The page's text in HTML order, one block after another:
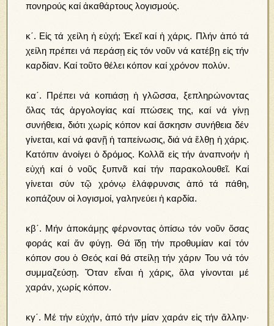
πονηρούς καί ἀκαθάρτους λογισμούς.
κ΄. Εἰς τά χείλη ἡ εὐχή; Ἐκεῖ καί ἡ χάρις. Πλήν ἀπό τά
χείλη πρέπει νά περάσῃ εἰς τόν νοῦν νά κατέβῃ εἰς τήν
καρδίαν. Καί τοῦτο θέλει κόπον καί χρόνον πολύν.
κα΄. Πρέπει νά κοπιάσῃ ἡ γλῶσσα, ξεπληρώνοντας
ὅλας τάς ἀργολογίας καί πτώσεις της, καί νά γίνῃ
συνήθεια, διότι χωρίς κόπον καί ἄσκησιν συνήθεια δέν
γίνεται, καί νά φανῇ ἡ ταπείνωσις, διά νά ἔλθῃ ἡ χάρις.
Κατόπιν ἀνοίγει ὁ δρόμος. Κολλᾶ εἰς τήν ἀναπνοήν ἡ
εὐχή καί ὁ νοῦς ξυπνᾶ καί τήν παρακολουθεῖ. Καί
γίνεται σύν τῷ χρόνῳ ἐλάφρυνσις ἀπό τά πάθη,
κοπάζουν οἱ λογισμοί, γαληνεύει ἡ καρδία.
κβ΄. Μήν ἀποκάμῃς φέρνοντας ὀπίσω τόν νοῦν ὅσας
φοράς καί ἄν φύγῃ. Θά ἴδῃ τήν προθυμίαν καί τόν
κόπον σου ὁ Θεός καί θά στείλῃ τήν χάριν Του νά τόν
συμμαζεύσῃ. Ὅταν εἶναι ἡ χάρις, ὅλα γίνονται μέ
χαράν, χωρίς κόπον.
κγ΄. Μέ τήν εὐχήν, ἀπό τήν μίαν χαράν εἰς τήν ἄλλην·